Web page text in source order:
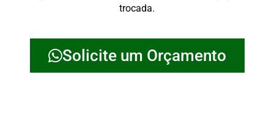
trocada.
Solicite um Orçamento